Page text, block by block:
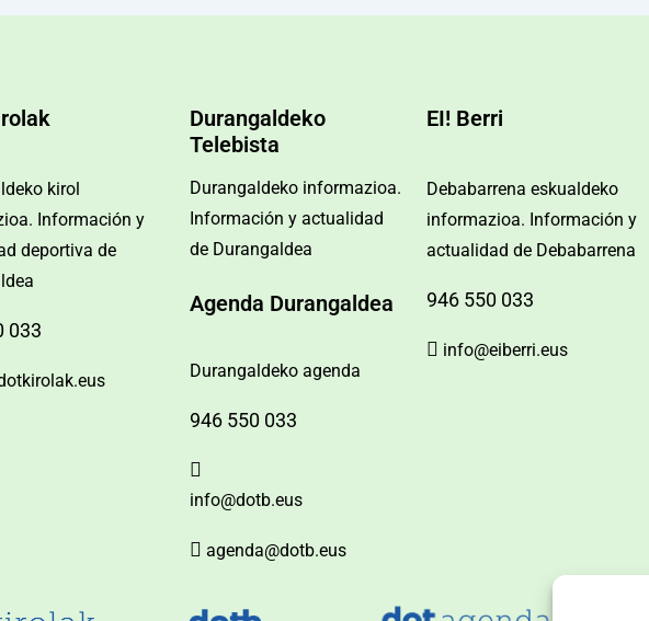
kirol
Información y
deportiva de
033
Durangaldeko
Telebista
Durangaldeko informazioa.
Información y actualidad
de Durangaldea
Agenda Durangaldea
Durangaldeko agenda
946 550 033
info@dotb.eus
agenda@dotb.eus
EI! Berri
Debabarrena eskualdeko
informazioa. Información y
actualidad de Debabarrena
946 550 033
info@eiberri.eus